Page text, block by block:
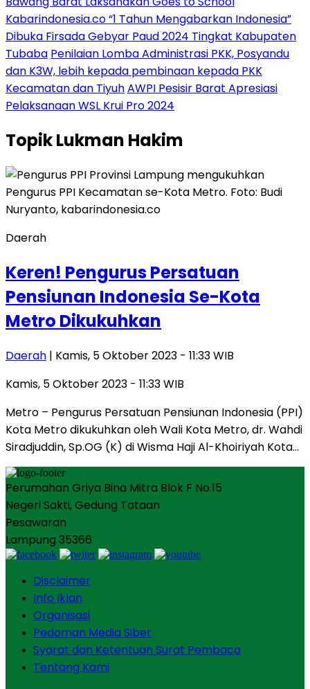
Kabarindonesia.co “1 Tahun Mengabarkan Indonesia”
Dibuka Firsada Gebyar Paud 2024 Tingkat Kabupaten
Tubaba Penilaian Lomba Administrasi PKK, Posyandu
dan K3W, lebih kepada pembinaan kepada PKK
Kecamatan dan TiyuhAWPI Pesisir Barat Apresiasi
Pelaksanaan WSL Krui Pro 2024
TopikLukman Hakim
Daerah
Keren! Pengurus Persatuan
Pensiunan Indonesia Se-Kota
Metro Dikukuhkan
Daerah | Kamis, 5 Oktober 2023 - 11:33 WIB
Kamis, 5 Oktober 2023 - 11:33 WIB
Metro – Pengurus Persatuan Pensiunan Indonesia (PPI)
Kota Metro dikukuhkan oleh Wali Kota Metro, dr. Wahdi
Siradjuddin, Sp.OG (K) di Wisma Haji Al-Khoiriyah Kota…
Perumahan Griya Bina Mitra Blok F No.15
Negeri Sakti, Gedung Tataan
Pesawaran
Lampung 35366
Disclaimer
Info Iklan
Organisasi
Pedoman Media Siber
Syarat dan Ketentuan Surat Pembaca
Tentang Kami